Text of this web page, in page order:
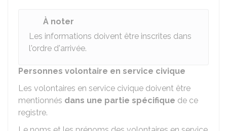
À noter
Les informations doivent être inscrites dans
l'ordre d'arrivée.
Personnes volontaire en service civique
Les volontaires en service civique doivent être
mentionnés dans une partie spécifique de ce
registre.